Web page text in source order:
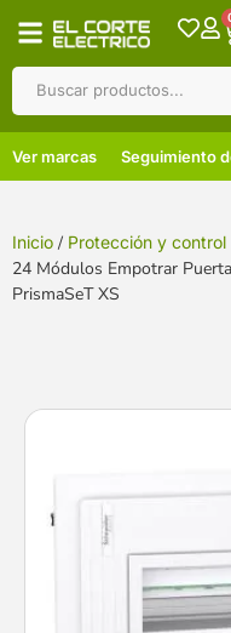
Ver marcas Seguimiento
Inicio / Protección y control
24 Módulos Empotrar
PrismaSeT XS